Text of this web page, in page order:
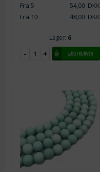
Fra 5
54,00DKK
Fra 10
48,00DKK
Lager: 6